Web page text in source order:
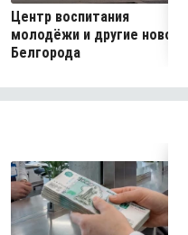
Центр воспитания
молодёжи и другие
Белгорода